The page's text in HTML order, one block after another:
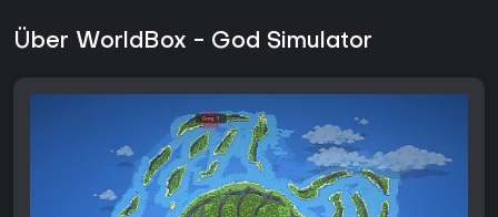
Über WorldBox - God Simulator